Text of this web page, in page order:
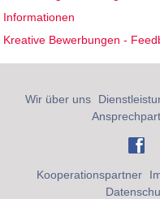
Informationen
Kreative Bewerbungen -
Wir über uns
Kooperationspartner